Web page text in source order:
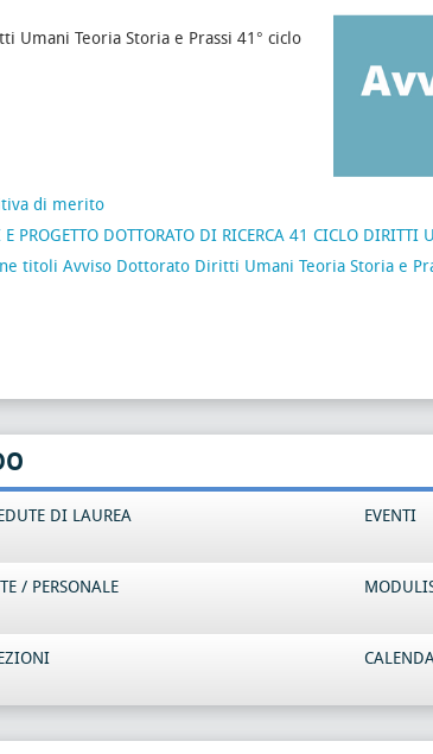
Umani Teoria Storia e Prassi 41° ciclo
di merito
E PROGETTO DOTTORATO DI RICERCA 41 CICLO
titoli Avviso Dottorato Diritti Umani Teoria Storia e
DI LAUREA EVENTI
/ PERSONALE